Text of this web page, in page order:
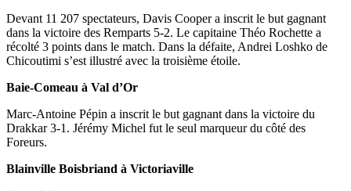
Devant 11 207 spectateurs, Davis Cooper a inscrit le but gagnant
dans la victoire des Remparts 5-2. Le capitaine Théo Rochette a
récolté 3 points dans le match. Dans la défaite, Andrei Loshko de
Chicoutimi s’est illustré avec la troisième étoile.
Baie-Comeau à Val d’Or
Marc-Antoine Pépin a inscrit le but gagnant dans la victoire du
Drakkar 3-1. Jérémy Michel fut le seul marqueur du côté des
Foreurs.
Blainville Boisbriand à Victoriaville